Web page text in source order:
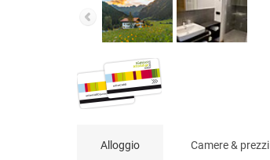
Alloggio Camere & prezzi